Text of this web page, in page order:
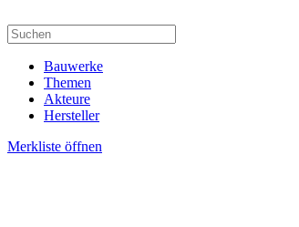
Bauwerke
Themen
Akteure
Hersteller
Merkliste öffnen